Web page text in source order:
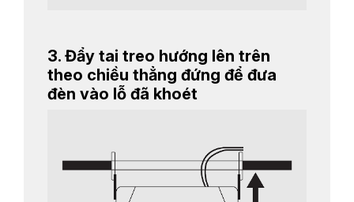
3. Đẩy tai treo hướng lên trên
theo chiều thẳng đứng để đưa
đèn vào lỗ đã khoét